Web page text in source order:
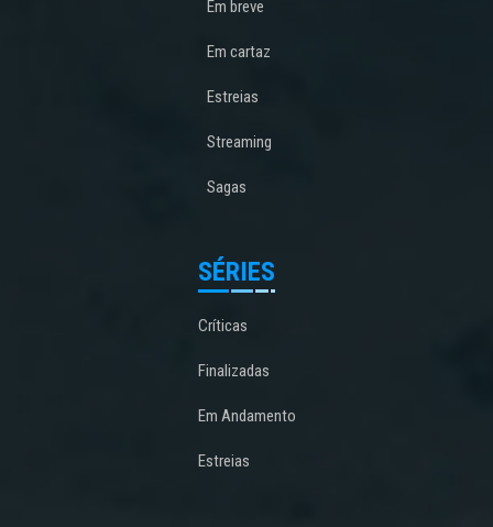
Em breve
Em cartaz
Estreias
Streaming
Sagas
SÉRIES
Críticas
Finalizadas
Em Andamento
Estreias